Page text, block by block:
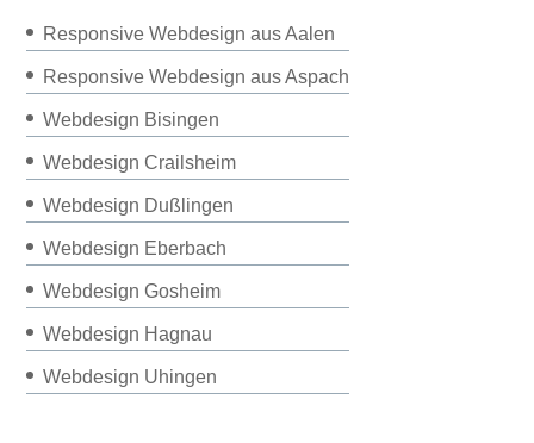
Responsive Webdesign aus Aalen
Responsive Webdesign aus Aspach
Webdesign Bisingen
Webdesign Crailsheim
Webdesign Dußlingen
Webdesign Eberbach
Webdesign Gosheim
Webdesign Hagnau
Webdesign Uhingen